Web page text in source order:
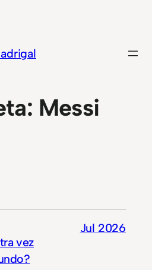
Messi
vez
Jul 2026